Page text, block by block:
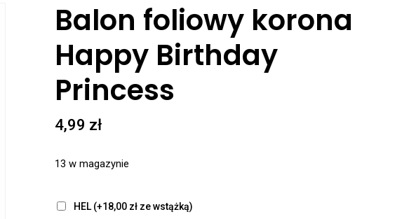
Balon foliowy korona
Happy Birthday
Princess
4,99 zł
13 w magazynie
HEL (+18,00 zł ze wstążką)